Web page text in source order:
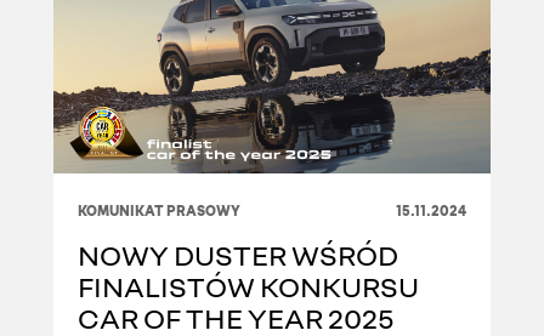
KOMUNIKAT PRASOWY 15.11.2024
NOWY DUSTER WŚRÓD
FINALISTÓW KONKURSU
CAR OF THE YEAR 2025